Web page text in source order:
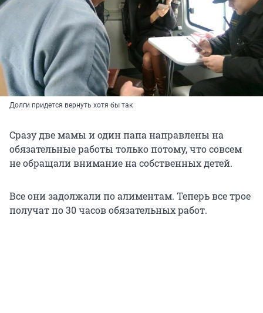
Долги придется вернуть хотя бы так
Сразу две мамы и один папа направлены на
обязательные работы только потому, что совсем
не обращали внимание на собственных детей.
Все они задолжали по алиментам. Теперь все трое
получат по 30 часов обязательных работ.